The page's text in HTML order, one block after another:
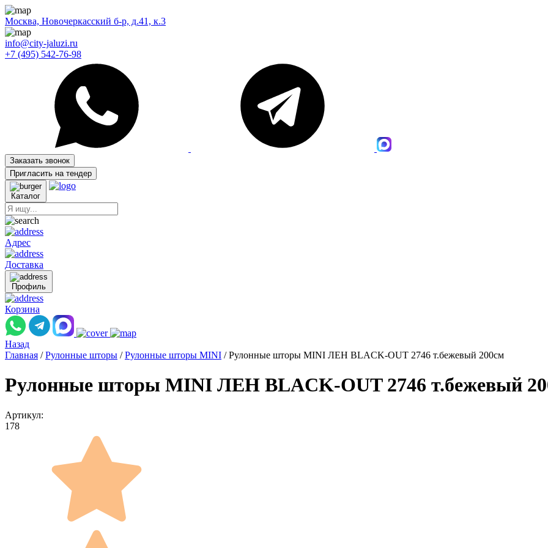
Москва, Новочеркасский б-р, д.41, к.3
info@city-jaluzi.ru
+7 (495) 542-76-98
Заказать звонок
Пригласить на тендер
Каталог
Адрес
Доставка
Профиль
Корзина
Назад
Главная / Рулонные шторы / Рулонные шторы MINI / Рулонные шторы MINI ЛЕН BLACK-OUT 2746 т.бежевый 200см
Рулонные шторы MINI ЛЕН BLACK-OUT 2746 т.бежевый
Артикул:
178